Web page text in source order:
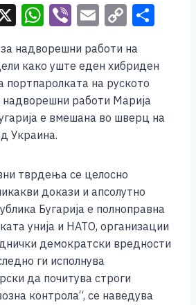
X W
at
s
A
p
p
Vi
er
E
m
ai
l
C
p
y
Li
n
ar
надворешни работи на
како уште еден хибриден
портпаролката на руското
работи Марија
е вмешана во шверц на
Украина.
тврдења се целосно
докази и апсолутно
Бугарија е полноправна
унија и НАТО, организации
демократски вредности
ги исполнува
да почитува строги
контрола“, се наведува